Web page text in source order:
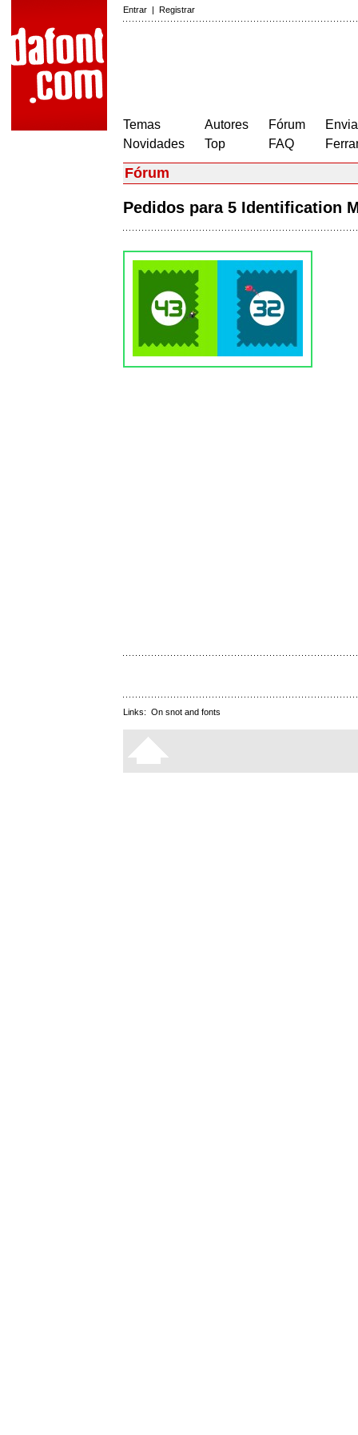
Entrar | Registrar
Temas
Novidades
Autores
Top
Fórum
FAQ
Fórum
Pedidos para 5 Identification
Links: On snot and fonts